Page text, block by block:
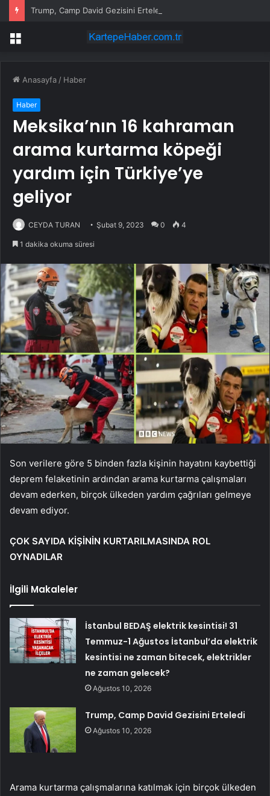
Trump, Camp David Gezisini Erteledi
Menü
Anasayfa / Haber
Haber
Meksika’nın 16 kahraman
arama kurtarma köpeği
yardım için Türkiye’ye
geliyor
CEYDA TURAN Şubat 9, 2023 0 4
1 dakika okuma süresi
Son verilere göre 5 binden fazla kişinin hayatını kaybettiği
deprem felaketinin ardından arama kurtarma çalışmaları
devam ederken, birçok ülkeden yardım çağrıları gelmeye
devam ediyor.
ÇOK SAYIDA KİŞİNİN KURTARILMASINDA ROL
OYNADILAR
İlgili Makaleler
İstanbul BEDAŞ elektrik kesintisi! 31
Temmuz-1 Ağustos İstanbul’da elektrik
kesintisi ne zaman bitecek, elektrikler
ne zaman gelecek?
Ağustos 10, 2026
Trump, Camp David Gezisini Erteledi
Ağustos 10, 2026
Arama kurtarma çalışmalarına katılmak için birçok ülkeden